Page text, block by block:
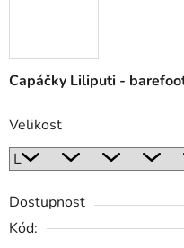
Capáčky Liliputi -
Velikost
Dostupnost
Kód: